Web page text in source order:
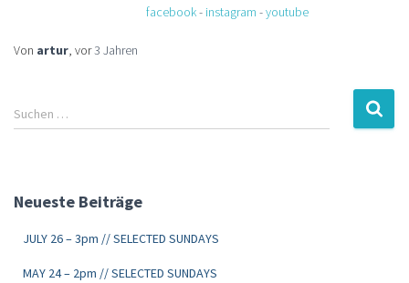
facebook- instagram -youtube
Von artur, vor3 Jahren
Suchen …
Neueste Beiträge
JULY 26 – 3pm // SELECTED SUNDAYS
MAY 24 – 2pm // SELECTED SUNDAYS